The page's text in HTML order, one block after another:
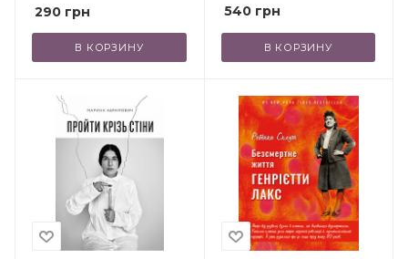
290 грн
В КОРЗИНУ
540грн
В КОРЗИНУ